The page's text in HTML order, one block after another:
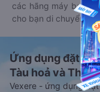
các hãng máy bay,
cho bạn di chuyển.
Ứng dụng đặt vé
Tàu hoả và Thuê
Vexere - ứng dụng